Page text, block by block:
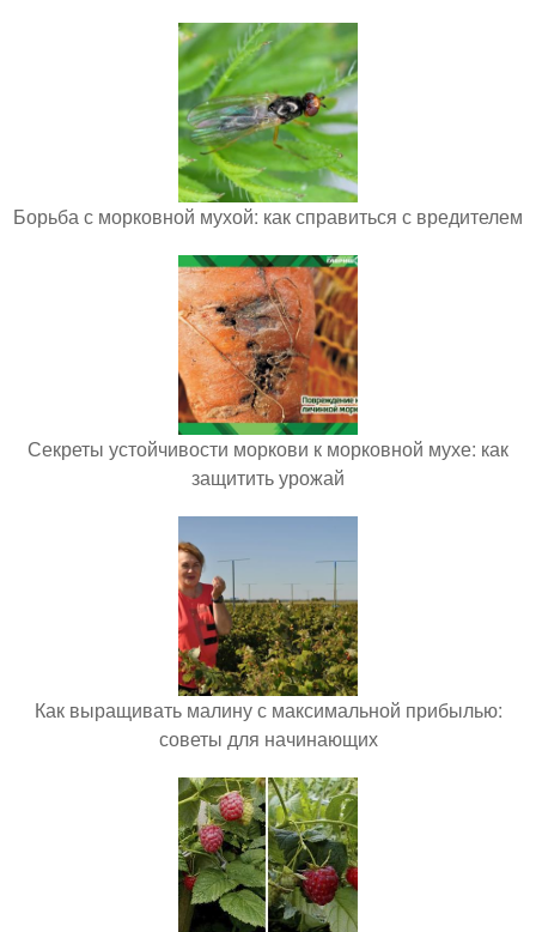
Борьба с морковной мухой: как справиться с вредителем
Секреты устойчивости моркови к морковной мухе: как
защитить урожай
Как выращивать малину с максимальной прибылью:
советы для начинающих